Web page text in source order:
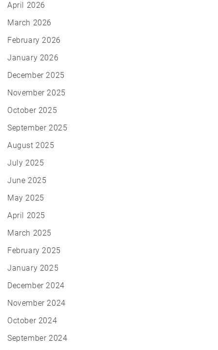
April 2026
March 2026
February 2026
January 2026
December 2025
November 2025
October 2025
September 2025
August 2025
July 2025
June 2025
May 2025
April 2025
March 2025
February 2025
January 2025
December 2024
November 2024
October 2024
September 2024